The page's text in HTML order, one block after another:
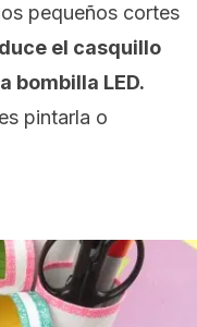
pequeños cortes
el casquillo
bombilla LED.
pintarla o